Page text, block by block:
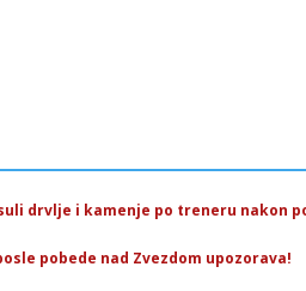
drvlje i kamenje po treneru nakon
posle pobede nad Zvezdom upozorava!